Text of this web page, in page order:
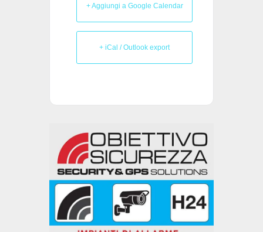
+ Aggiungi a Google Calendar
+ iCal / Outlook export